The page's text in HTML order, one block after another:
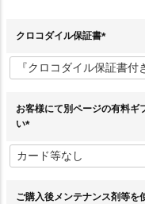
クロコダイル保証書
必
須
お客様にて別ページの有料ギ
い
必
須
ご購入後メンテナンス剤等を